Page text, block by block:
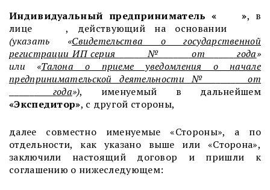
Индивидуальный предприниматель « », в
лице , действующий на основании
(указать «Свидетельства о государственной
регистрации ИП серия
№ от года»
или «Талона о приеме уведомления о начале
предпринимательской деятельности №
от
года»), именуемый в дальнейшем
«Экспедитор», с другой стороны,
далее совместно именуемые «Стороны», а по
отдельности, как указано выше или «Сторона»,
заключили настоящий договор и пришли к
соглашению о нижеследующем: